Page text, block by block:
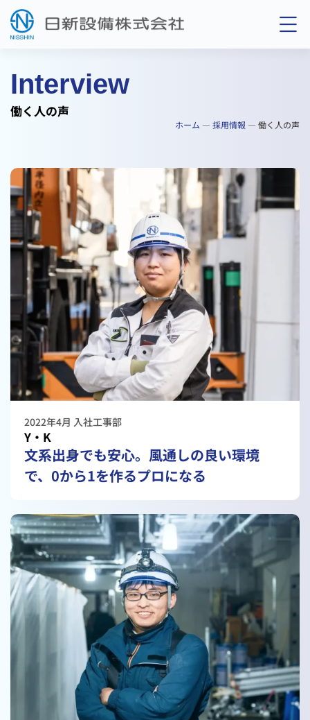
Interview
働く人の声
ホーム — 採用情報 — 働く人の声
2022年4月 入社工事部
Y・K
文系出身でも安心。風通しの良い環境
で、0から1を作るプロになる